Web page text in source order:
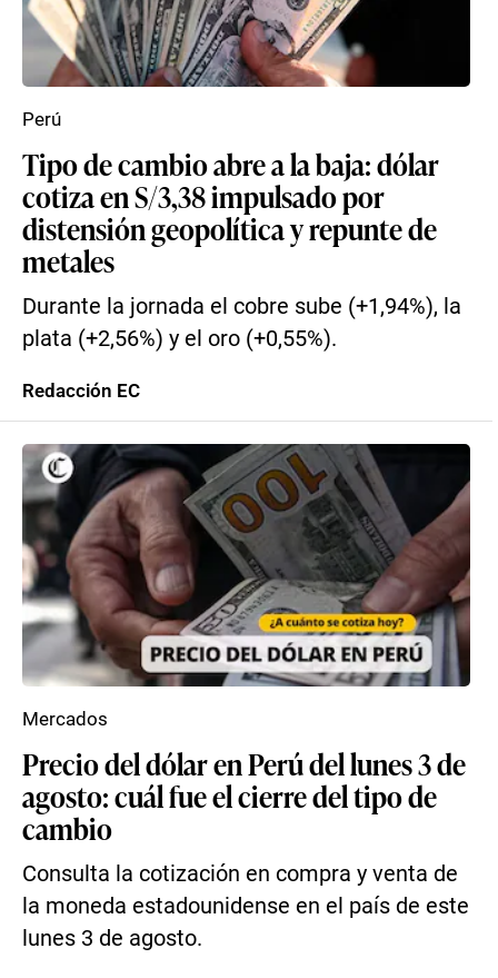
Tipo de cambio abre a la baja: dólar
cotiza en S/3,38 impulsado por
distensión geopolítica y repunte de
metales
Durante la jornada el cobre sube (+1,94%), la
plata (+2,56%) y el oro (+0,55%).
Perú
Redacción EC
Precio del dólar en Perú del lunes 3 de
agosto: cuál fue el cierre del tipo de
cambio
Consulta la cotización en compra y venta de
la moneda estadounidense en el país de este
lunes 3 de agosto.
Mercados